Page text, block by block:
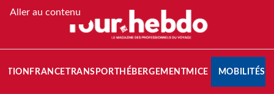
Aller au contenu
FRANCETRANSPORT HÉBERGEMENTMICE MOBILITÉS